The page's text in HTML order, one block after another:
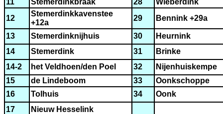
11
Stemerdinkbraak 28
Wieberdink
12
Stemerdinkkavenstee
+12a
29 Bennink +29a
13 Stemerdinknijhuis 30
Heurnink
14
Stemerdink 31
Brinke
14-2
het Veldhoen/den Poel 32
Nijenhuiskempe
15
de Lindeboom 33
Oonkschoppe
16
Tolhuis 34
Oonk
17
Nieuw Hesselink